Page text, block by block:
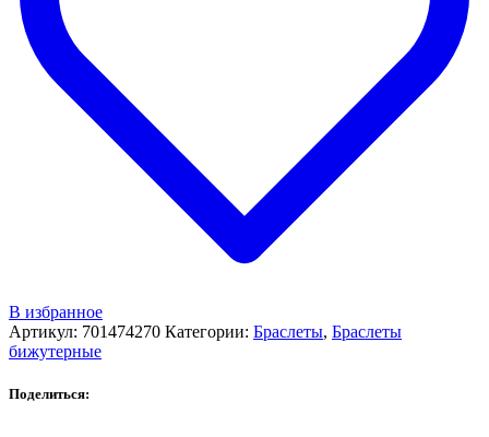
В избранное
Артикул: 701474270 Категории: Браслеты, Браслеты
бижутерные
Поделиться: